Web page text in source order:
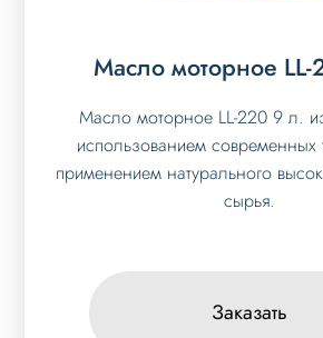
Масло моторное
Масло моторное LL-220 9 л.
использованием современных
применением натурального
сырья.
Заказать